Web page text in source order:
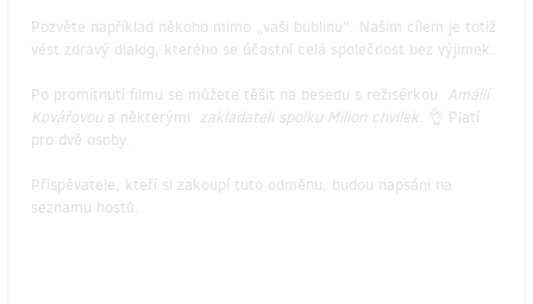
Pozvěte například někoho mimo „vaši bublinu“. Našim cílem je totiž
vést zdravý dialog, kterého se účastní celá společnost bez výjimek.
Po promítnutí filmu se můžete těšit na besedu s režisérkou Amálií
Kovářovou a některými zakladateli spolku Milion chvilek. 👌 Platí
pro dvě osoby.
Přispěvatele, kteří si zakoupí tuto odměnu, budou napsáni na
seznamu hostů.